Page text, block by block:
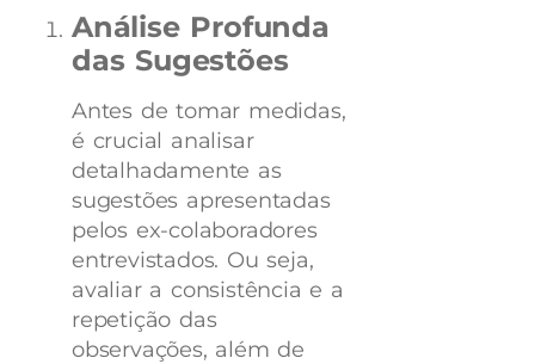
Análise Profunda
das Sugestões
Antes de tomar medidas,
é crucial analisar
detalhadamente as
sugestões apresentadas
pelos ex-colaboradores
entrevistados. Ou seja,
avaliar a consistência e a
repetição das
observações, além de